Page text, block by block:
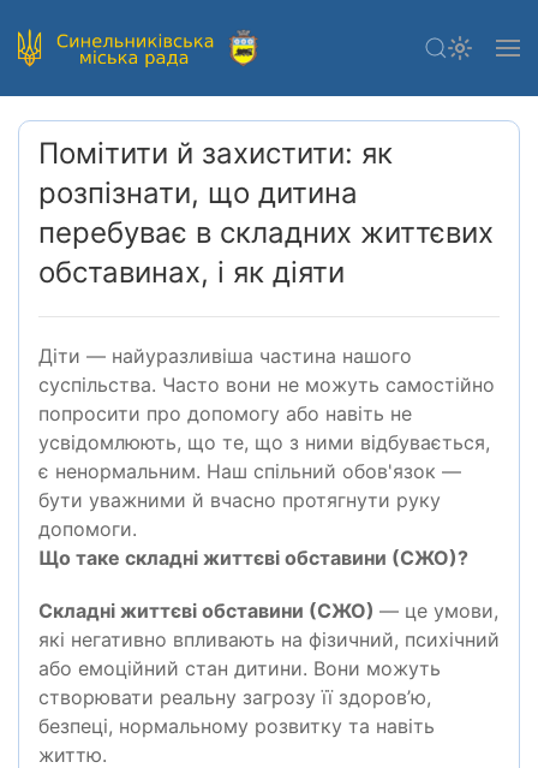
Помітити й захистити: як
розпізнати, що дитина
перебуває в складних життєвих
обставинах, і як діяти
Діти — найуразливіша частина нашого
суспільства. Часто вони не можуть самостійно
попросити про допомогу або навіть не
усвідомлюють, що те, що з ними відбувається,
є ненормальним. Наш спільний обов'язок —
бути уважними й вчасно протягнути руку
допомоги.
Що таке складні життєві обставини (СЖО)?
Складні життєві обставини (СЖО) — це умови,
які негативно впливають на фізичний, психічний
або емоційний стан дитини. Вони можуть
створювати реальну загрозу її здоров’ю,
безпеці, нормальному розвитку та навіть
життю.